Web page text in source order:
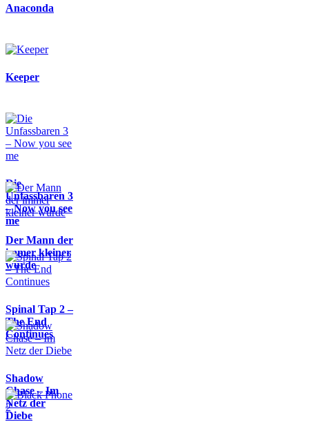
Anaconda
Keeper
Die
Unfassbaren 3
– Now you see
me
Der Mann der
immer kleiner
wurde
Spinal Tap 2 –
The End
Continues
Shadow
Chase – Im
Netz der
Diebe